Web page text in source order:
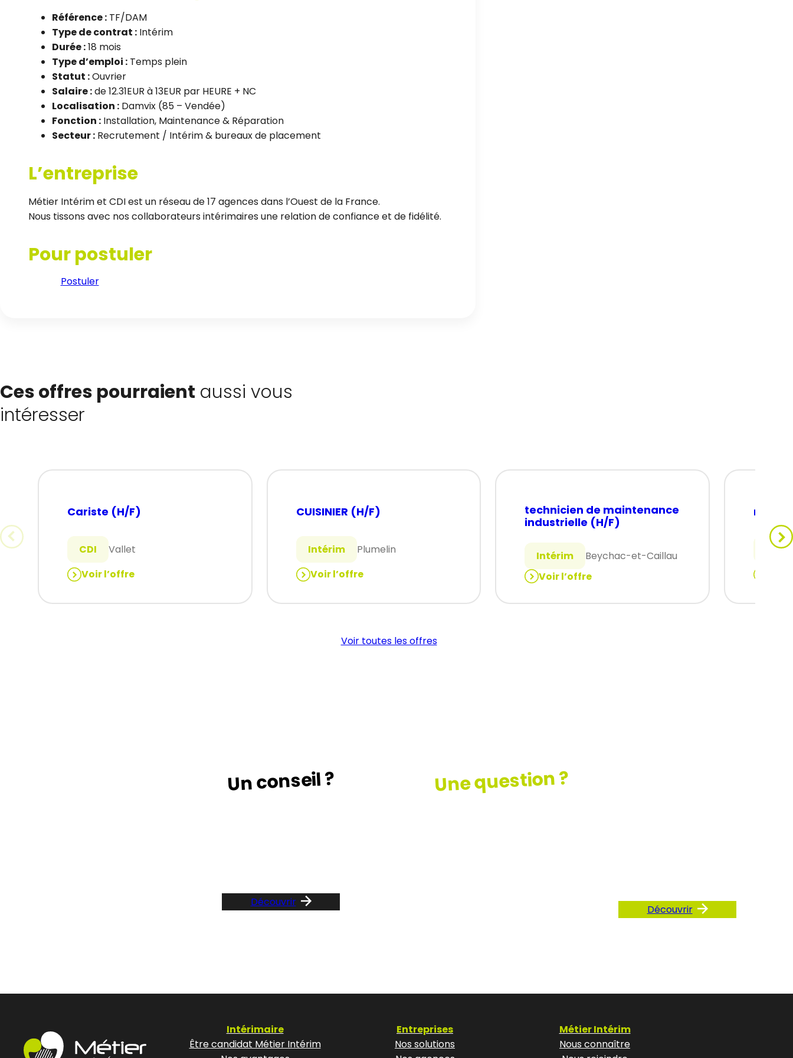
Référence : TF/DAM
Type de contrat : Intérim
Durée :18 mois
Type d’emploi : Temps plein
Statut :Ouvrier
Salaire :de 12.31EUR à 13EUR par HEURE + NC
Localisation : Damvix (85 – Vendée)
Fonction : Installation, Maintenance & Réparation
Secteur : Recrutement / Intérim & bureaux de placement
L’entreprise
Métier Intérim et CDI est un réseau de 17 agences dans l’Ouest de la France.
Nous tissons avec nos collaborateurs intérimaires une relation de confiance et de fidélité.
Pour postuler
Postuler
Ces offres pourraient aussi vous
intéresser
Cariste (H/F)
CDI
Vallet
Voir l’offre
:
CUISINIER (H/F)
Intérim
Plumelin
Voir l’offre
:
technicien de maintenance
industrielle (H/F)
Intérim
Beychac-et-Caillau
Voir l’offre
:
:
Voir toutes les offres
Un conseil ?
Découvrir
Une question ?
Découvrir
Intérimaire
Être candidat Métier Intérim
Entreprises
Nos solutions
Métier Intérim
Nous connaître